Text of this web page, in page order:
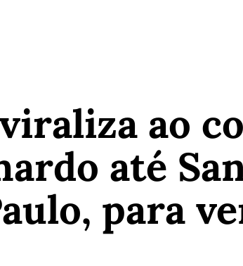
ao
até
para